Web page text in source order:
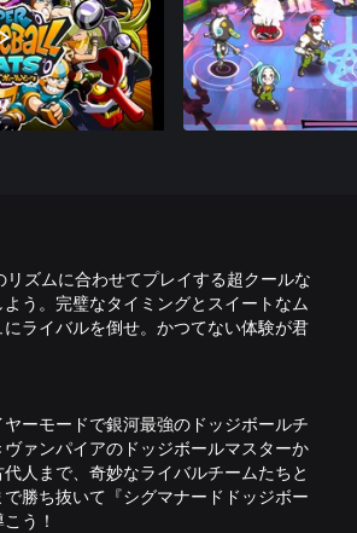
ズムに合わせてプレイする超クールな
よう。完璧なタイミングとスイートなム
ライバルを倒せ。かつてない体験が君
ーモードで銀河最強のドッジボールチ
ァンパイアのドッジボールマスターか
人まで、奇妙なライバルチームたちと
勝ち抜いて『シグマナードドッジボー
う！